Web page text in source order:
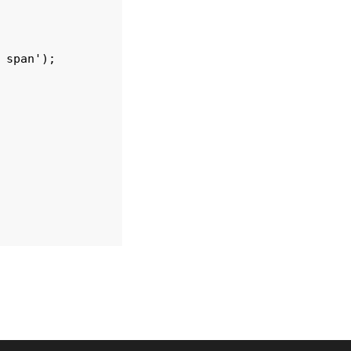
span');